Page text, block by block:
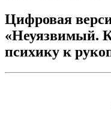
Цифровая
«Неуязвимый.
психику к